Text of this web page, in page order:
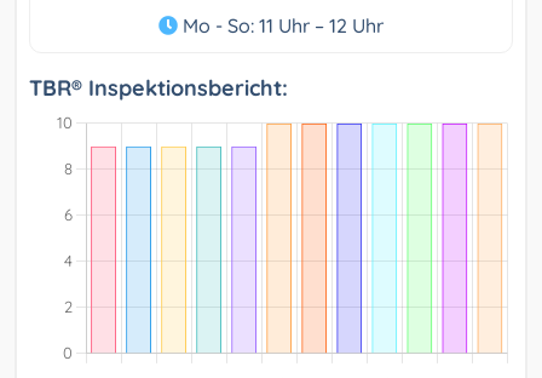
Mo - So: 11 Uhr – 12 Uhr
TBR® Inspektionsbericht: